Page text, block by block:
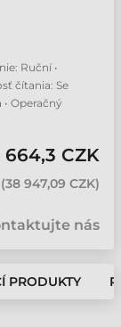
Ruční •
čítania: Se
Operačný
664,3 CZK
(38 947,09 CZK)
nás
PRODUKTY